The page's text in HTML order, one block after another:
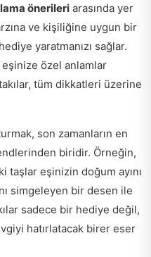
önerileri arasında yer
ve kişiliğine uygun bir
yaratmanızı sağlar.
özel anlamlar
tüm dikkatleri üzerine
son zamanların en
biridir. Örneğin,
eşinizin doğum ayını
simgeleyen bir desen ile
sadece bir hediye değil,
hatırlatacak birer eser